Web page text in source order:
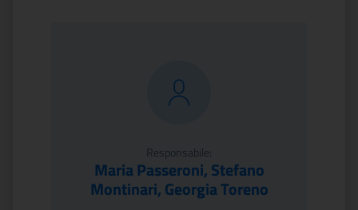
Responsabile:
Maria Passeroni, Stefano
Montinari, Georgia Toreno